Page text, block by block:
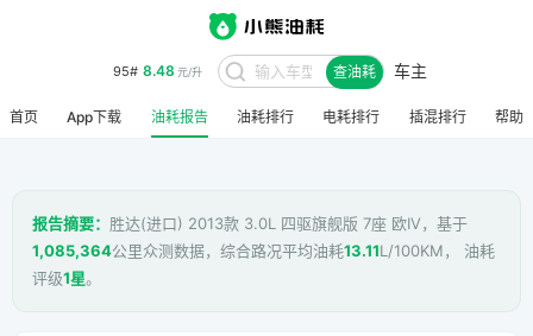
95# 8.48 元/升 查油耗 车主
首页 App下载 油耗报告 油耗排行 电耗排行 插混排行 帮助
报告摘要： 胜达(进口) 2013款 3.0L 四驱旗舰版 7座 欧IV，基于
1,085,364公里众测数据，综合路况平均油耗13.11L/100KM， 油耗
评级1星。